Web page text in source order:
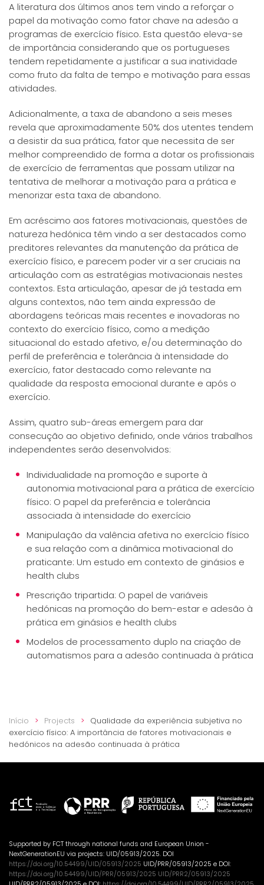
A literatura dos últimos anos tem vindo a reforçar o
papel da motivação como fator chave na adesão a
programas de exercício físico. Esta questão eleva-se
de importância considerando que os portugueses
tendem repetidamente a justificar a sua inatividade
como fruto da falta de tempo e motivação para essas
atividades.
Adicionalmente, a taxa de abandono a seis meses
revela que aproximadamente 50% dos utentes tendem
a desistir da sua prática, fator que necessita de ser
melhor compreendido de forma a dotar os profissionais
de exercício de ferramentas que possam utilizar na
tentativa de melhorar a motivação para a prática e
menorizar esta taxa de abandono.
Em acréscimo aos fatores motivacionais, questões de
natureza hedónica têm vindo a ser destacados como
preditores relevantes da manutenção da prática de
exercício físico, e parecem poder vir a ser cruciais na
articulação com as estratégias motivacionais nestes
contextos. Esta articulação, apesar de já testada em
alguns contextos, não tem ainda expressão de
abordagens teóricas mais recentes e inovadoras no
contexto do exercício físico, como a medição
situacional do estado afetivo, e/ou determinação do
perfil de preferência e tolerância à intensidade do
exercício, fator destacado como relevante na
qualidade da resposta emocional durante e após o
exercício.
Assim, quatro sub-áreas emergem para dar
consecução ao objetivo definido, onde vários trabalhos
independentes serão desenvolvidos:
Individualidade na promoção e suporte à
autonomia motivacional para a prática de exercício
físico: O papel da preferência e tolerância
associada à intensidade do exercício
Manipulação da valência afetiva no exercício físico
e sua relação com a dinâmica motivacional do
praticante: Um estudo em contexto de ginásios e
health clubs
Prescrição tripartida: O papel de variáveis
hedónicas na promoção do bem-estar e adesão à
prática em ginásios e health clubs
Modelos de processamento duplo na criação de
automatismos para a adesão continuada à prática
Início Projects
Qualidade da experiência subjetiva no
exercício físico: A importância de fatores motivacionais e
hedónicos na adesão continuada à prática
Supported by FCT through national funds and European Union -
NextGenerationEU via projects: UID/05913/2025. DOI
https://doi.org/10.54499/UID/05913/2025 UID/PRR/05913/2025 e DOI:
https://doi.org/10.54499/UID/PRR/05913/2025 UID/PRR2/05913/2025